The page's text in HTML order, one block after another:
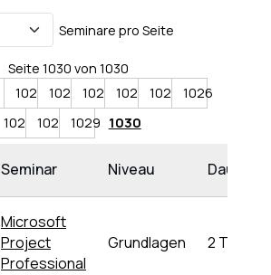
Seminare pro Seite
Seite 1030 von 1030
1021
1022 1023 1024 1025
1026
1027
1028 1029 1030
Seminar Niveau Dauer
Microsoft
Project
Professional
Grundlagen 2 Tage